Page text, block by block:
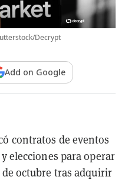
Decrypt
Add on Google
contratos de eventos
elecciones para operar
de octubre tras adquirir